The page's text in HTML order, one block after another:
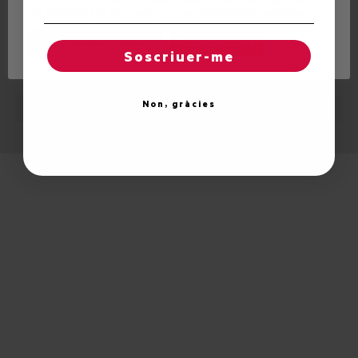
© 2026 Unitat d'Aran. Toti es drets reservadi.
Reglatges de "cookies" Acceptar totes
Soscriuer-me
Non, gràcies